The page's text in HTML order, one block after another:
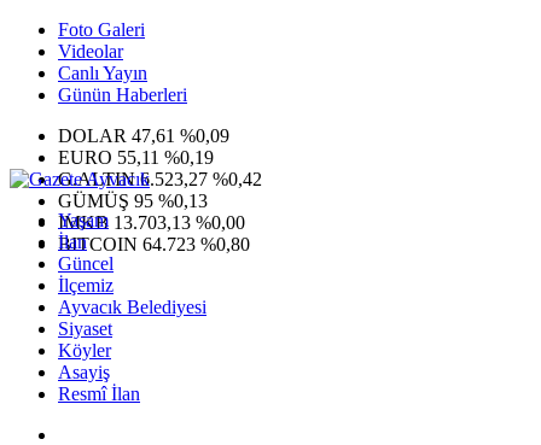
Foto Galeri
Videolar
Canlı Yayın
Günün Haberleri
DOLAR 47,61 %0,09
EURO 55,11 %0,19
G.ALTIN6.523,27 %0,42
GÜMÜŞ 95 %0,13
IMKB 13.703,13 %0,00
BITCOIN 64.723 %0,80
Yaşam
İlan
Güncel
İlçemiz
Ayvacık Belediyesi
Siyaset
Köyler
Asayiş
Resmî İlan